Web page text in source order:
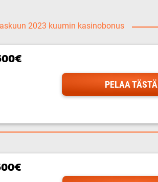
2023 kuumin kasinobonus
PELAA TÄSTÄ